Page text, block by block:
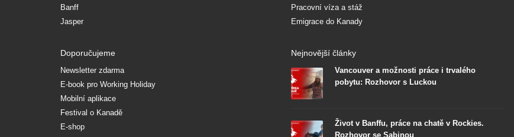
Banff
Jasper
Pracovní víza a stáž
Emigrace do Kanady
Doporučujeme
Newsletter zdarma
E-book pro Working Holiday
Mobilní aplikace
Festival o Kanadě
E-shop
Nejnovější články
Vancouver a možnosti práce i trvalého
pobytu: Rozhovor s Luckou
Život v Banffu, práce na chatě v Rockies.
Rozhovor se Sabinou